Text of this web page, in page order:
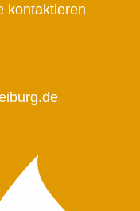
kontaktieren